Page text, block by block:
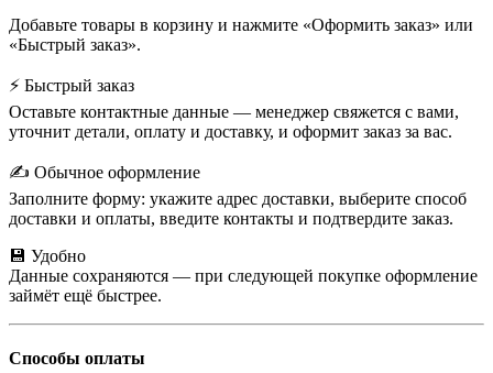
Добавьте товары в корзину и нажмите «Оформить заказ» или
«Быстрый заказ».
⚡ Быстрый заказ
Оставьте контактные данные — менеджер свяжется с вами,
уточнит детали, оплату и доставку, и оформит заказ за вас.
✍️ Обычное оформление
Заполните форму: укажите адрес доставки, выберите способ
доставки и оплаты, введите контакты и подтвердите заказ.
💾 Удобно
Данные сохраняются — при следующей покупке оформление
займёт ещё быстрее.
Способы оплаты